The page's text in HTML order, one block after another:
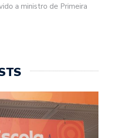
a ministro de Primeira